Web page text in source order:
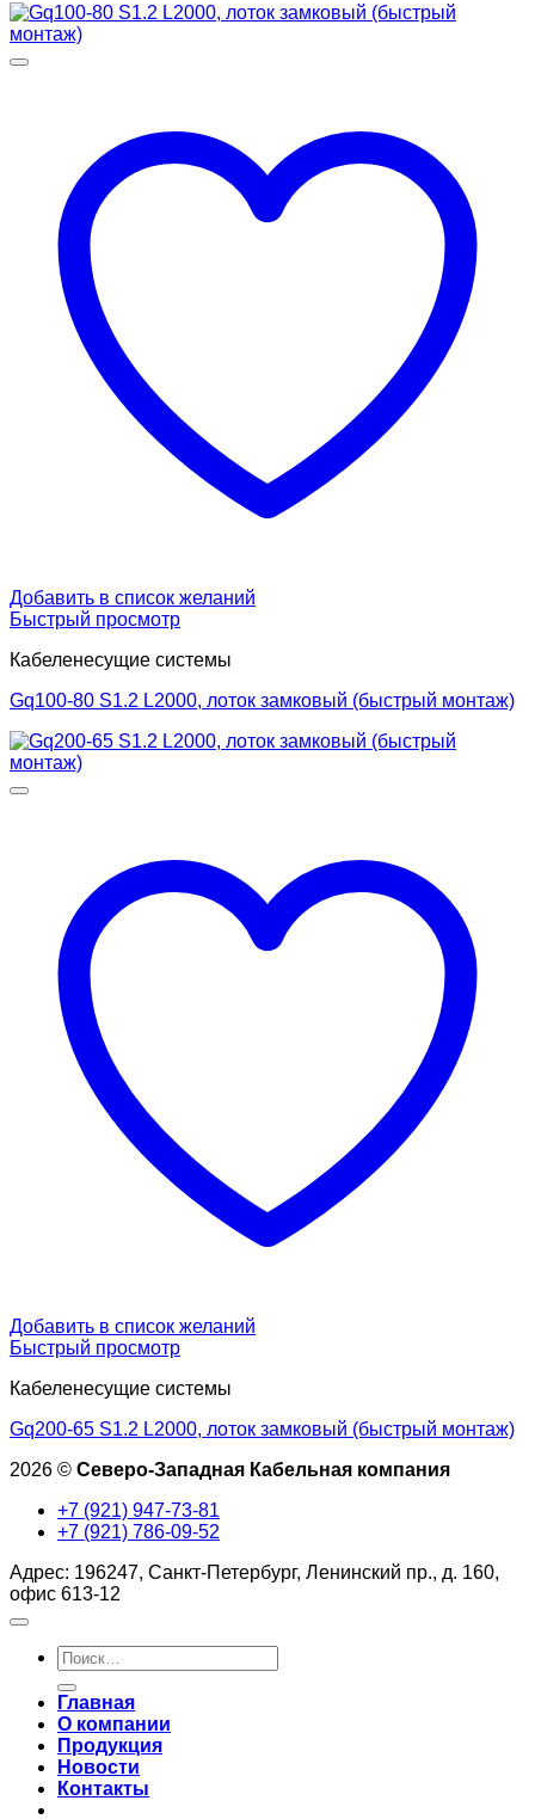
Добавить в список желаний
Быстрый просмотр
Кабеленесущие системы
Gq100-80 S1.2 L2000, лоток замковый (быстрый монтаж)
Добавить в список желаний
Быстрый просмотр
Кабеленесущие системы
Gq200-65 S1.2 L2000, лоток замковый (быстрый монтаж)
2026 © Северо-Западная Кабельная компания
+7 (921) 947-73-81
+7 (921) 786-09-52
Адрес: 196247, Санкт-Петербург, Ленинский пр., д. 160,
офис 613-12
Искать:
Главная
О компании
Продукция
Новости
Контакты